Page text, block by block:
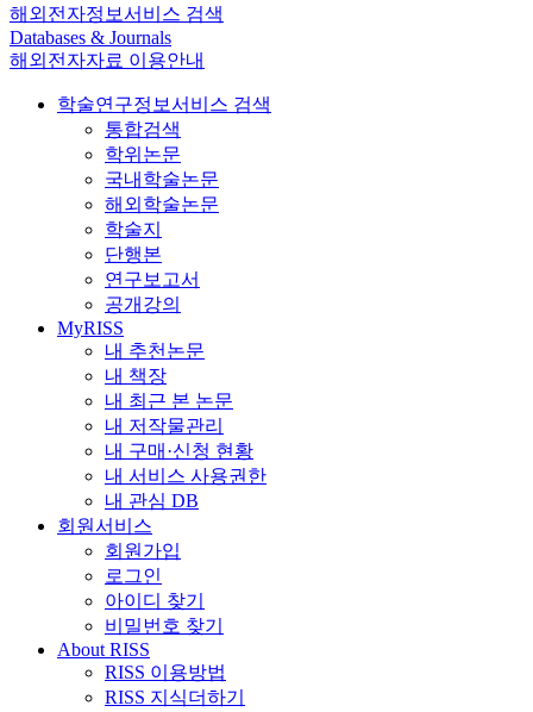
해외전자정보서비스 검색
Databases & Journals
해외전자자료 이용안내
학술연구정보서비스 검색
통합검색
학위논문
국내학술논문
해외학술논문
학술지
단행본
연구보고서
공개강의
MyRISS
내 추천논문
내 책장
내 최근 본 논문
내 저작물관리
내 구매·신청 현황
내 서비스 사용권한
내 관심 DB
회원서비스
회원가입
로그인
아이디 찾기
비밀번호 찾기
About RISS
RISS 이용방법
RISS 지식더하기